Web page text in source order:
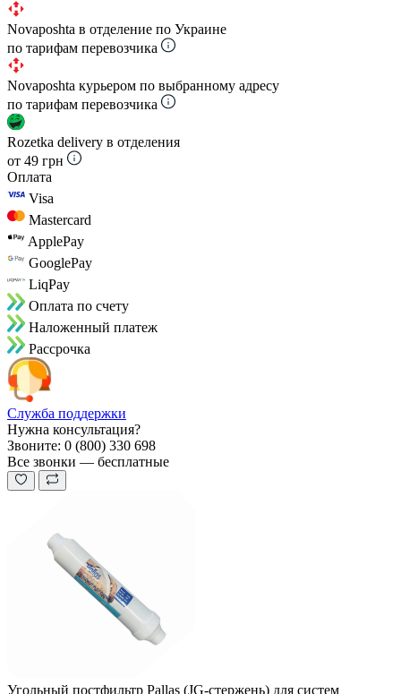
Novaposhta в отделение по Украине
по тарифам перевозчика
Novaposhta курьером по выбранному адресу
по тарифам перевозчика
Rozetka delivery в отделения
от 49 грн
Оплата
Visa
Mastercard
ApplePay
GooglePay
LiqPay
Оплата по счету
Наложенный платеж
Рассрочка
Служба поддержки
Нужна консультация?
Звоните: 0 (800) 330 698
Все звонки — бесплатные
Угольный постфильтр Pallas (JG-стержень) для систем